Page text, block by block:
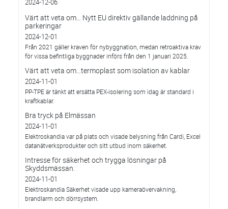
2024-12-06
Värt att veta om… Nytt EU direktiv gällande laddning på
parkeringar
2024-12-01
Från 2021 gäller kraven för nybyggnation, medan retroaktiva krav
för vissa befintliga byggnader införs från den 1 januari 2025.
Värt att veta om…termoplast som isolation av kablar
2024-11-01
PP-TPE är tänkt att ersätta PEX-isolering som idag är standard i
kraftkablar.
Bra tryck på Elmässan
2024-11-01
Elektroskandia var på plats och visade belysning från Cardi, Excel
datanätverksprodukter och sitt utbud inom säkerhet.
Intresse för säkerhet och trygga lösningar på
Skyddsmässan.
2024-11-01
Elektroskandia Säkerhet visade upp kameraövervakning,
brandlarm och dörrsystem.